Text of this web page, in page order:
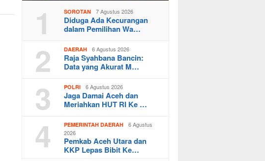
1 SOROTAN 7 Agustus 2026
Diduga Ada Kecurangan
dalam Pemilihan Wa…
2 DAERAH 6 Agustus 2026
Raja Syahbana Bancin:
Data yang Akurat M…
3 POLRI 6 Agustus 2026
Jaga Damai Aceh dan
Meriahkan HUT RI Ke …
4 PEMERINTAH DAERAH
6 Agustus
2026
Pemkab Aceh Utara dan
KKP Lepas Bibit Ke…